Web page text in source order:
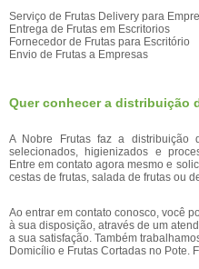
Serviço de Frutas Delivery para
Entrega de Frutas em Escritorios
Fornecedor de Frutas para Escritório
Envio de Frutas a Empresas
Quer conhecer a distribuição
A Nobre Frutas faz a distribuição
selecionados, higienizados e
Entre em contato agora mesmo e
cestas de frutas, salada de frutas ou
Ao entrar em contato conosco, você
à sua disposição, através de um
a sua satisfação. Também
Domicílio e Frutas Cortadas no Pote.